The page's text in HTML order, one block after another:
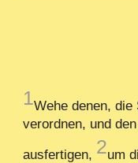
1Wehe denen, die
verordnen, und
ausfertigen, 2um